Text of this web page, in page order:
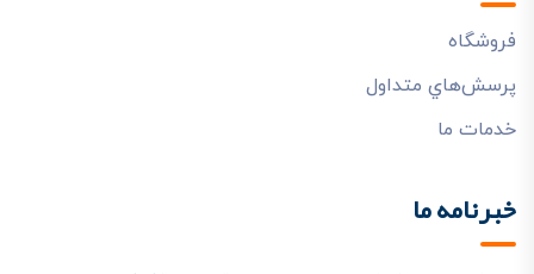
فروشگاه
پرسش‌هاي متداول
خدمات ما
خبرنامه ما